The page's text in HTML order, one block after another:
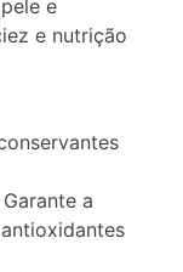
e
e nutrição
Garante a